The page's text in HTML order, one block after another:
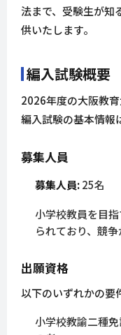
法まで、受験生が知
供いたします。
編入試験概要
2026年度の大阪教
編入試験の基本情報
募集人員
募集人員:25名
小学校教員を目
られており、競
出願資格
以下のいずれかの要
小学校教諭二種